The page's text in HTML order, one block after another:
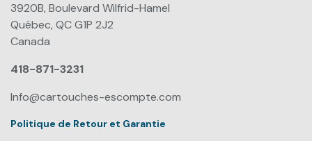
3920B, Boulevard Wilfrid-Hamel
Québec, QC G1P 2J2
Canada
418-871-3231
Info@cartouches-escompte.com
Politique de Retour et Garantie